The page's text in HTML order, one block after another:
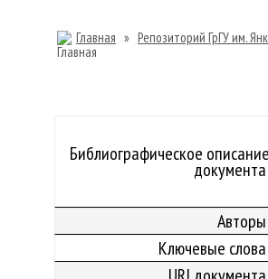
Главная » Репозиторий ГрГУ им.
Библиографическое описание
Ключевые